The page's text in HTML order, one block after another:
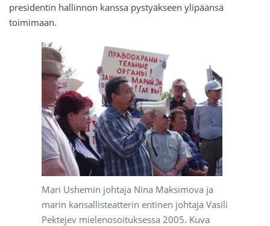
presidentin hallinnon kanssa pystyäkseen ylipäänsä
toimimaan.
Mari Ushemin johtaja Nina Maksimova ja
marin kansallisteatterin entinen johtaja Vasili
Pektejev mielenosoituksessa 2005. Kuva